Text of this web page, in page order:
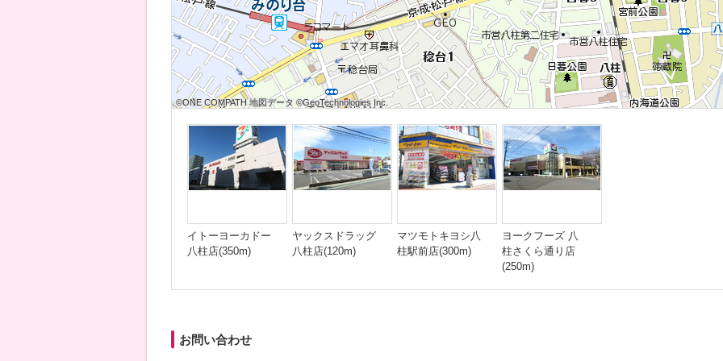
©ONE COMPATH 地図データ ©GeoTechnologies Inc.
©ONE COMPATH 地図データ ©GeoTechnologies Inc.
©ONE COMPATH 地図データ ©GeoTechnologies Inc.
©ONE COMPATH 地図データ ©GeoTechnologies Inc.
©ONE COMPATH 地図データ ©GeoTechnologies Inc.
©ONE COMPATH 地図データ ©GeoTechnologies Inc.
©ONE COMPATH 地図データ ©GeoTechnologies Inc.
©ONE COMPATH 地図データ ©GeoTechnologies Inc.
©ONE COMPATH 地図データ ©GeoTechnologies Inc.
イトーヨーカドー
八柱店(350m)
ヤックスドラッグ
八柱店(120m)
マツモトキヨシ八
柱駅前店(300m)
ヨークフーズ 八
柱さくら通り店
(250m)
お問い合わせ